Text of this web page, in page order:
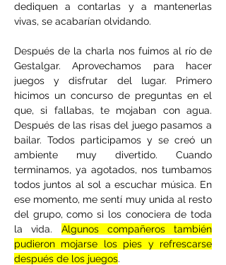
dediquen a contarlas y a mantenerlas
vivas, se acabarían olvidando.
Después de la charla nos fuimos al río de
Gestalgar. Aprovechamos para hacer
juegos y disfrutar del lugar. Primero
hicimos un concurso de preguntas en el
que, si fallabas, te mojaban con agua.
Después de las risas del juego pasamos a
bailar. Todos participamos y se creó un
ambiente muy divertido. Cuando
terminamos, ya agotados, nos tumbamos
todos juntos al sol a escuchar música. En
ese momento, me sentí muy unida al resto
del grupo, como si los conociera de toda
la vida. Algunos compañeros también
pudieron mojarse los pies y refrescarse
después de los juegos.